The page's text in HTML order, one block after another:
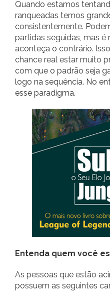
Quando estamos
ranqueadas temos
consistentemente.
partidas seguidas, mas
aconteça o contrário.
chance real estar muito
com que o padrão seja
logo na sequência. No
esse paradigma.
Entenda quem você
As pessoas que estão
possuem as seguintes